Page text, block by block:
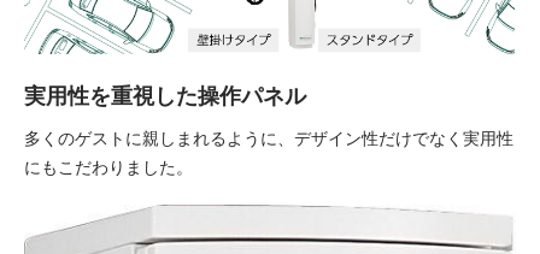
実用性を重視した操作パネル
多くのゲストに親しまれるように、デザイン性だけでなく実用性
にもこだわりました。